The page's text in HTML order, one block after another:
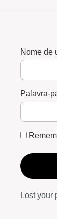
Nome de
Palavra-
Lost your